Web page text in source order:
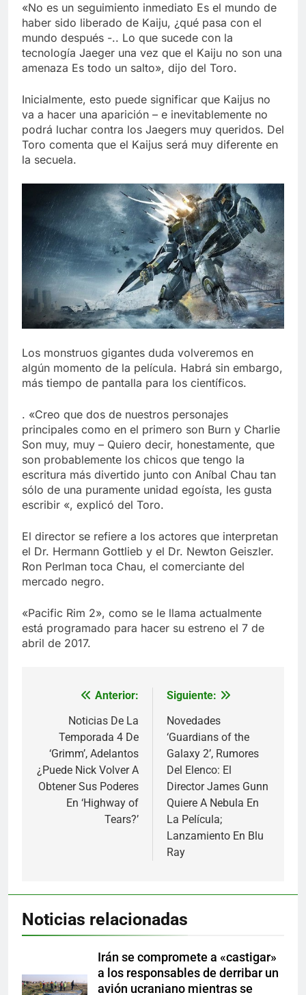
«No es un seguimiento inmediato Es el mundo de
haber sido liberado de Kaiju, ¿qué pasa con el
mundo después -.. Lo que sucede con la
tecnología Jaeger una vez que el Kaiju no son una
amenaza Es todo un salto», dijo del Toro.
Inicialmente, esto puede significar que Kaijus no
va a hacer una aparición – e inevitablemente no
podrá luchar contra los Jaegers muy queridos. Del
Toro comenta que el Kaijus será muy diferente en
la secuela.
Los monstruos gigantes duda volveremos en
algún momento de la película. Habrá sin embargo,
más tiempo de pantalla para los científicos.
. «Creo que dos de nuestros personajes
principales como en el primero son Burn y Charlie
Son muy, muy – Quiero decir, honestamente, que
son probablemente los chicos que tengo la
escritura más divertido junto con Aníbal Chau tan
sólo de una puramente unidad egoísta, les gusta
escribir «, explicó del Toro.
El director se refiere a los actores que interpretan
el Dr. Hermann Gottlieb y el Dr. Newton Geiszler.
Ron Perlman toca Chau, el comerciante del
mercado negro.
«Pacific Rim 2», como se le llama actualmente
está programado para hacer su estreno el 7 de
abril de 2017.
Navegación
entradas
Anterior:
Noticias De La
Temporada 4 De
‘Grimm’, Adelantos
¿Puede Nick Volver A
Obtener Sus Poderes
En ‘Highway of
Tears?’
Siguiente:
Novedades
‘Guardians of the
Galaxy 2’, Rumores
Del Elenco: El
Director James Gunn
Quiere A Nebula En
La Película;
Lanzamiento En Blu
Ray
Noticias relacionadas
Irán se compromete a «castigar»
a los responsables de derribar un
avión ucraniano mientras se